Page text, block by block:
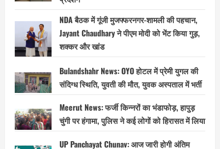
NDA बैठक में गूंजी मुजफ्फरनगर-शामली की पहचान,
Jayant Chaudhary ने पीएम मोदी को भेंट किया गुड़,
शक्कर और खांड
Bulandshahr News: OYO होटल में प्रेमी युगल की
संदिग्ध स्थिति, युवती की मौत, युवक अस्पताल में भर्ती
Meerut News: फर्जी किन्नरों का भंडाफोड़, हापुड़
चुंगी पर हंगामा, पुलिस ने कई लोगों को हिरासत में लिया
UP Panchayat Chunav: आज जारी होगी अंतिम